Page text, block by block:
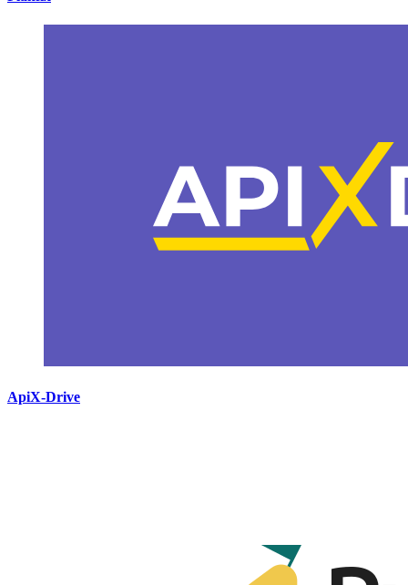
ApiX-Drive